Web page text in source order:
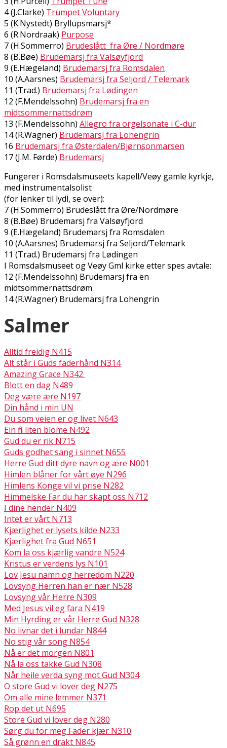
4 (J.Clarke) Trumpet Voluntary
5 (K.Nystedt) Bryllupsmarsj*
6 (R.Nordraak) Purpose
7 (H.Sommerro) Brudeslått fra Øre / Nordmøre
8 (B.Bøe) Brudemarsj fra Valsøyfjord
9 (E.Hægeland) Brudemarsj fra Romsdalen
10 (A.Aarsnes) Brudemarsj fra Seljord / Telemark
11 (Trad.) Brudemarsj fra Lødingen
12 (F.Mendelssohn) Brudemarsj fra en
midtsommernattsdrøm
13 (F.Mendelssohn) Allegro fra orgelsonate i C-dur
14 (R.Wagner) Brudemarsj fra Lohengrin
16 Brudemarsj fra Østerdalen/Bjørnsonmarsen
17 (J.M. Førde) Brudemarsj
Fungerer i Romsdalsmuseets kapell/Veøy gamle kyrkje,
med instrumentalsolist
(for lenker til lydfil, se over):
7 (H.Sommerro) Brudeslått fra Øre/Nordmøre
8 (B.Bøe) Brudemarsj fra Valsøyfjord
9 (E.Hægeland) Brudemarsj fra Romsdalen
10 (A.Aarsnes) Brudemarsj fra Seljord/Telemark
11 (Trad.) Brudemarsj fra Lødingen
I Romsdalsmuseet og Veøy Gml kirke etter spes avtale:
12 (F.Mendelssohn) Brudemarsj fra en
midtsommernattsdrøm
14 (R.Wagner) Brudemarsj fra Lohengrin
Salmer
Alltid freidig N415
Alt står i Guds faderhånd N314
Amazing Grace N342 ​​​​​​
Blott en dag N489
Deg være ære N197
Din hånd i min UN
Du som veien er og livet N643
Ein fin liten blome N492
Gud du er rik N715
Guds godhet sang i sinnet N655
Herre Gud ditt dyre navn og ære N001
Himlen blåner for vårt øye N296
Himlens Konge vil vi prise N282
Himmelske Far du har skapt oss N712
I dine hender N409
Intet er vårt N713
Kjærlighet er lysets kilde N233
Kjærlighet fra Gud N651
Kom la oss kjærlig vandre N524
Kristus er verdens lys N101
Lov Jesu namn og herredom N220
Lovsyng Herren han er nær N528
Lovsyng vår Herre N309
Med Jesus vil eg fara N419
Min Hyrding er vår Herre Gud N328
No livnar det i lundar N844
No stig vår song N854
Nå er det morgen N801
Nå la oss takke Gud N308
Når heile verda syng mot Gud N304
O store Gud vi lover deg N275
Om alle mine lemmer N371
Rop det ut N695
Store Gud vi lover deg N280
Sørg du for meg Fader kjær N310
Så grønn en drakt N845